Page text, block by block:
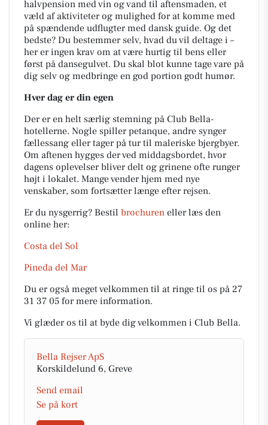
halvpension med vin og vand til aftensmaden, et
væld af aktiviteter og mulighed for at komme med
på spændende udflugter med dansk guide. Og det
bedste? Du bestemmer selv, hvad du vil deltage i –
her er ingen krav om at være hurtig til bens eller
først på dansegulvet. Du skal blot kunne tage vare på
dig selv og medbringe en god portion godt humør.
Hver dag er din egen
Der er en helt særlig stemning på Club Bella-
hotellerne. Nogle spiller petanque, andre synger
fællessang eller tager på tur til maleriske bjergbyer.
Om aftenen hygges der ved middagsbordet, hvor
dagens oplevelser bliver delt og grinene ofte runger
højt i lokalet. Mange vender hjem med nye
venskaber, som fortsætter længe efter rejsen.
Er du nysgerrig? Bestil brochuren eller læs den
online her:
Costa del Sol
Pineda del Mar
Du er også meget velkommen til at ringe til os på 27
31 37 05 for mere information.
Vi glæder os til at byde dig velkommen i Club Bella.
Bella Rejser ApS
Korskildelund 6, Greve
Send email
Se på kort